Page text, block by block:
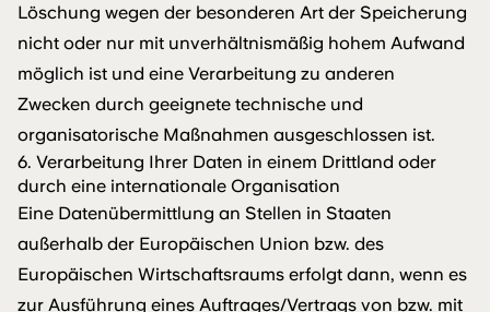
Löschung wegen der besonderen Art der Speicherung
nicht oder nur mit unverhältnismäßig hohem Aufwand
möglich ist und eine Verarbeitung zu anderen
Zwecken durch geeignete technische und
organisatorische Maßnahmen ausgeschlossen ist.
6. Verarbeitung Ihrer Daten in einem Drittland oder
durch eine internationale Organisation
Eine Datenübermittlung an Stellen in Staaten
außerhalb der Europäischen Union bzw. des
Europäischen Wirtschaftsraums erfolgt dann, wenn es
zur Ausführung eines Auftrages/Vertrags von bzw. mit